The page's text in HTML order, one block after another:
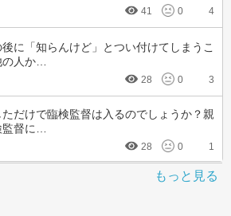
41 0 4
に「知らんけど」とつい付けてしまうこ
人か…
28 0 3
だけで臨検監督は入るのでしょうか？親
督に…
28 0 1
もっと見る